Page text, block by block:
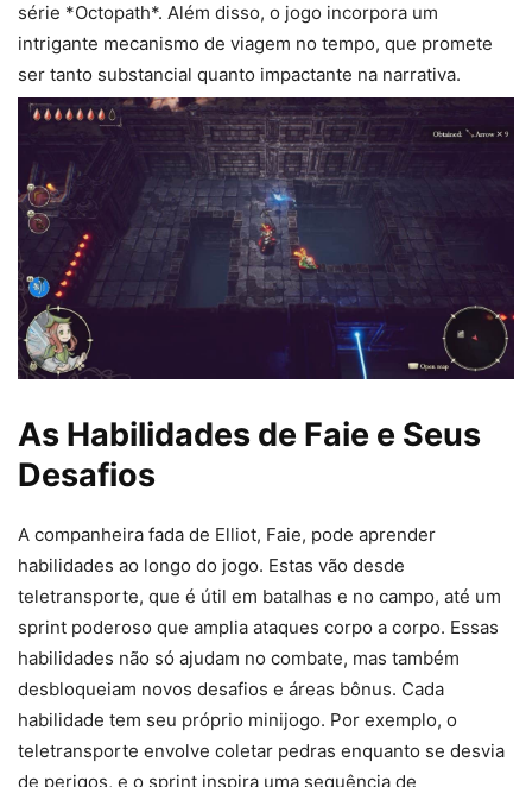
série *Octopath*. Além disso, o jogo incorpora um
intrigante mecanismo de viagem no tempo, que promete
ser tanto substancial quanto impactante na narrativa.
As Habilidades de Faie e Seus
Desafios
A companheira fada de Elliot, Faie, pode aprender
habilidades ao longo do jogo. Estas vão desde
teletransporte, que é útil em batalhas e no campo, até um
sprint poderoso que amplia ataques corpo a corpo. Essas
habilidades não só ajudam no combate, mas também
desbloqueiam novos desafios e áreas bônus. Cada
habilidade tem seu próprio minijogo. Por exemplo, o
teletransporte envolve coletar pedras enquanto se desvia
de perigos, e o sprint inspira uma sequência de